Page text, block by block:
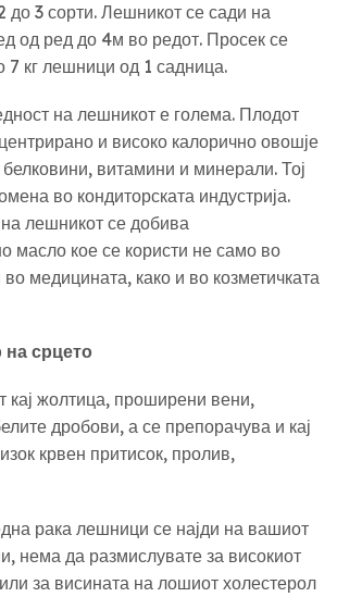
до 3 сорти. Лешникот се сади на
од ред до 4м во редот. Просек се
7 кг лешници од 1 садница.
на лешникот е голема. Плодот
и високо калорично овошје
белковини, витамини и минерали. Тој
во кондиторската индустрија.
лешникот се добива
масло кое се користи не само во
во медицината, како и во козметичката
срцето
кај жолтица, проширени вени,
дробови, а се препорачува и кај
крвен притисок, пролив,
рака лешници се најди на вашиот
нема да размислувате за високиот
за висината на лошиот холестерол